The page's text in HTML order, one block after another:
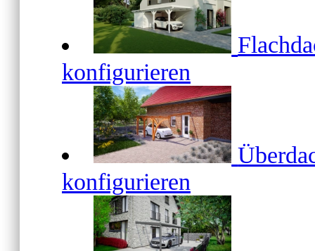
konfigurieren
konfigurieren